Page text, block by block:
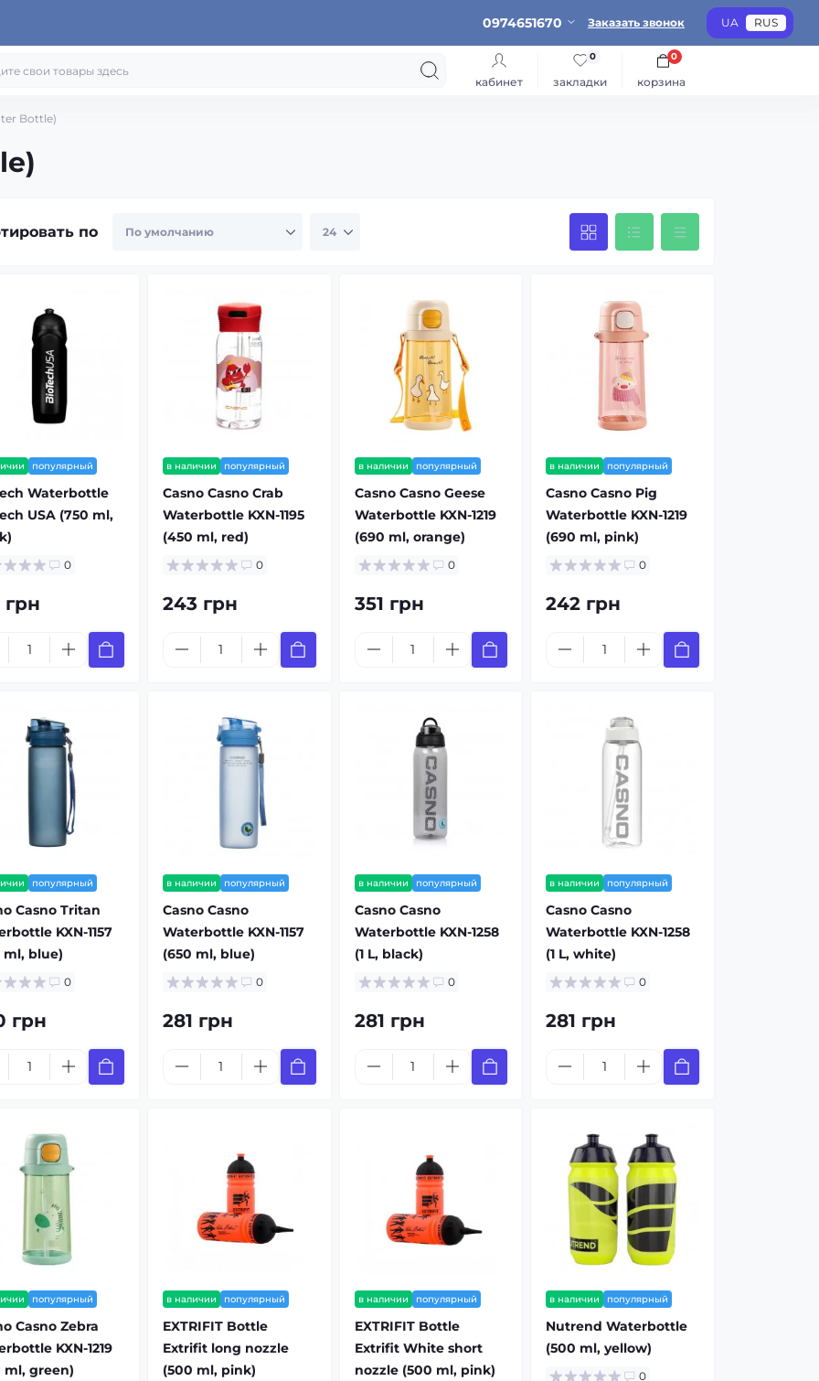
0974651670 Заказать звонок UA RUS
кабинет закладки
0
корзина
0
Bottle)
по
популярный
Waterbottle
USA (750 ml,
0
грн
в наличии популярный
Casno Casno Crab
Waterbottle KXN-1195
(450 ml, red)
0
243 грн
в наличии популярный
Casno Casno Geese
Waterbottle KXN-1219
(690 ml, orange)
0
351 грн
в наличии популярный
Casno Casno Pig
Waterbottle KXN-1219
(690 ml, pink)
0
242 грн
популярный
Casno Tritan
KXN-1157
ml, blue)
0
грн
в наличии популярный
Casno Casno
Waterbottle KXN-1157
(650 ml, blue)
0
281 грн
в наличии популярный
Casno Casno
Waterbottle KXN-1258
(1 L, black)
0
281 грн
в наличии популярный
Casno Casno
Waterbottle KXN-1258
(1 L, white)
0
281 грн
популярный
Casno Zebra
KXN-1219
ml, green)
в наличии популярный
EXTRIFIT Bottle
Extrifit long nozzle
(500 ml, pink)
в наличии популярный
EXTRIFIT Bottle
Extrifit White short
nozzle (500 ml, pink)
в наличии популярный
Nutrend Waterbottle
(500 ml, yellow)
0